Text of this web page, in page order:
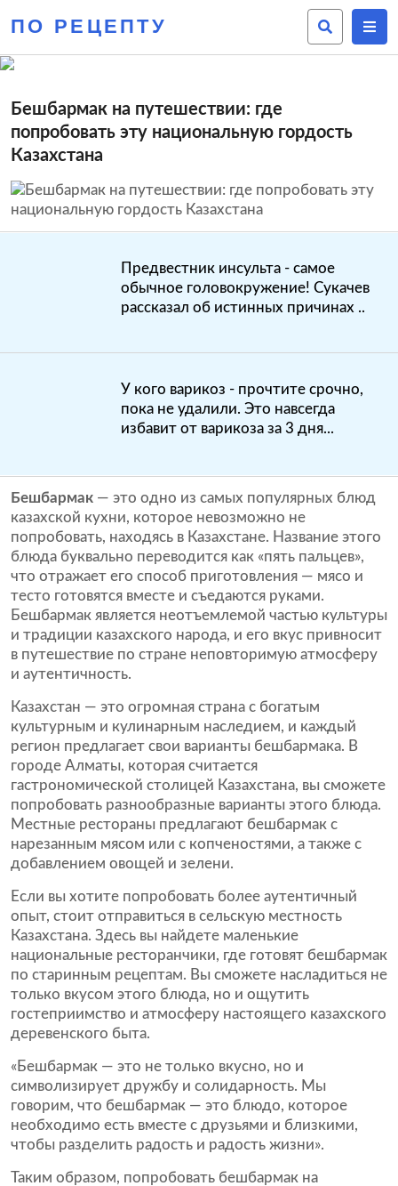
ПО РЕЦЕПТУ
Бешбармак на путешествии: где
попробовать эту национальную гордость
Казахстана
Предвестник инсульта - самое
обычное головокружение! Сукачев
рассказал об истинных причинах ..
У кого варикоз - прочтите срочно,
пока не удалили. Это навсегда
избавит от варикоза за 3 дня...
Бешбармак — это одно из самых популярных блюд
казахской кухни, которое невозможно не
попробовать, находясь в Казахстане. Название этого
блюда буквально переводится как «пять пальцев»,
что отражает его способ приготовления — мясо и
тесто готовятся вместе и съедаются руками.
Бешбармак является неотъемлемой частью культуры
и традиции казахского народа, и его вкус привносит
в путешествие по стране неповторимую атмосферу
и аутентичность.
Казахстан — это огромная страна с богатым
культурным и кулинарным наследием, и каждый
регион предлагает свои варианты бешбармака. В
городе Алматы, которая считается
гастрономической столицей Казахстана, вы сможете
попробовать разнообразные варианты этого блюда.
Местные рестораны предлагают бешбармак с
нарезанным мясом или с копченостями, а также с
добавлением овощей и зелени.
Если вы хотите попробовать более аутентичный
опыт, стоит отправиться в сельскую местность
Казахстана. Здесь вы найдете маленькие
национальные ресторанчики, где готовят бешбармак
по старинным рецептам. Вы сможете насладиться не
только вкусом этого блюда, но и ощутить
гостеприимство и атмосферу настоящего казахского
деревенского быта.
«Бешбармак — это не только вкусно, но и
символизирует дружбу и солидарность. Мы
говорим, что бешбармак — это блюдо, которое
необходимо есть вместе с друзьями и близкими,
чтобы разделить радость и радость жизни».
Таким образом, попробовать бешбармак на